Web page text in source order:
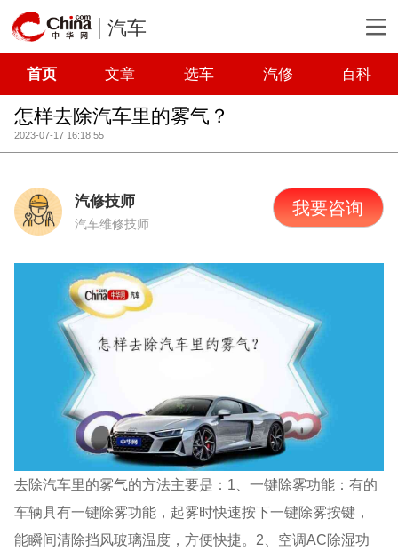
汽车
首页 文章 选车 汽修 百科
怎样去除汽车里的雾气？
2023-07-17 16:18:55
汽修技师
汽车维修技师
我要咨询
去除汽车里的雾气的方法主要是：1、一键除雾功能：有的
车辆具有一键除雾功能，起雾时快速按下一键除雾按键，
能瞬间清除挡风玻璃温度，方便快捷。2、空调AC除湿功